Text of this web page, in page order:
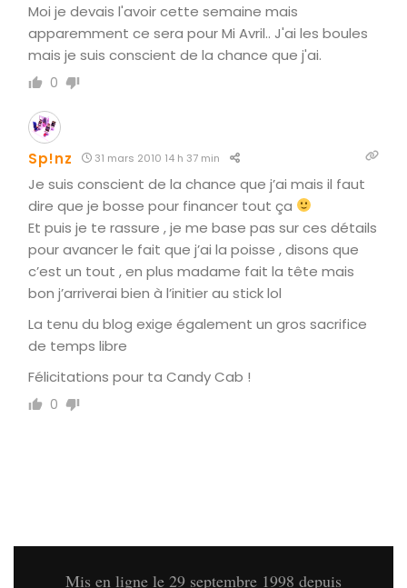
Moi je devais l'avoir cette semaine mais
apparemment ce sera pour Mi Avril.. J'ai les boules
mais je suis conscient de la chance que j'ai.
0
Sp!nz 31 mars 2010 14 h 37 min
Je suis conscient de la chance que j’ai mais il faut
dire que je bosse pour financer tout ça
Et puis je te rassure , je me base pas sur ces détails
pour avancer le fait que j’ai la poisse , disons que
c’est un tout , en plus madame fait la tête mais
bon j’arriverai bien à l’initier au stick lol
La tenu du blog exige également un gros sacrifice
de temps libre
Félicitations pour ta Candy Cab !
0
Mis en ligne le 29 septembre 1998 depuis